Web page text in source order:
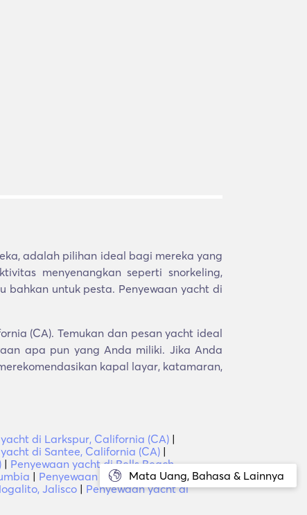
Mata Uang, Bahasa & Lainnya
adalah pilihan ideal bagi mereka yang
menyenangkan seperti snorkeling,
bahkan untuk pesta. Penyewaan yacht di
(CA). Temukan dan pesan yacht ideal
apa pun yang Anda miliki. Jika Anda
kapal layar, katamaran,
di Larkspur, California (CA) |
di Santee, California (CA) |
| Penyewaan yacht di Bells Beach,
| Penyewaan yacht di Palo Escopeta,
Jalisco | Penyewaan yacht di